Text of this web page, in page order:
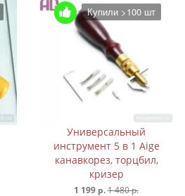
Купили >100 шт
Универсальный
инструмент 5 в 1 Aige
канавкорез, торцбил,
кризер
1 199 р.1 480 р.